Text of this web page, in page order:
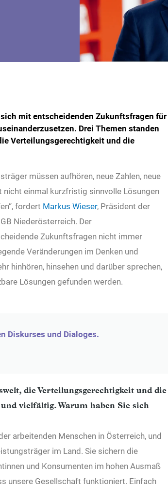
mit entscheidenden Zukunftsfragen für
Drei Themen standen
Verteilungsgerechtigkeit und die
müssen aufhören, neue Zahlen, neue
nicht einmal kurzfristig sinnvolle Lösungen
fordert Markus Wieser, Präsident der
Niederösterreich. Der
Zukunftsfragen nicht immer
Veränderungen im Denken und
hinhören, hinsehen und darüber sprechen,
Lösungen gefunden werden.
Diskurses und Dialoges.
die Verteilungsgerechtigkeit und die
vielfältig. Warum haben Sie sich
arbeitenden Menschen in Österreich, und
im Land. Sie sichern die
und Konsumenten im hohen Ausmaß
unsere Gesellschaft funktioniert. Einfach